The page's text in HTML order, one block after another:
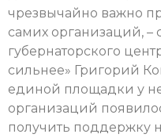
чрезвычайно важно
самих организаций, –
губернаторского
сильнее» Григорий
единой площадки у
организаций
получить поддержку